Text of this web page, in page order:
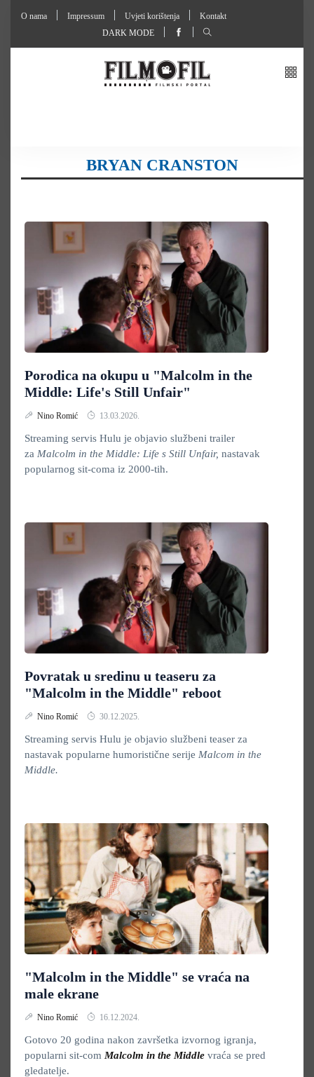
O nama Impressum Uvjeti korištenja
Kontakt
DARK MODE
BRYAN CRANSTON
Porodica na okupu u "Malcolm in the
Middle: Life's Still Unfair"
Nino Romić 13.03.2026.
Streaming servis Hulu je objavio službeni trailer
za Malcolm in the Middle: Life s Still Unfair, nastavak
popularnog sit-coma iz 2000-tih.
Povratak u sredinu u teaseru za
"Malcolm in the Middle" reboot
Nino Romić 30.12.2025.
Streaming servis Hulu je objavio službeni teaser za
nastavak popularne humoristične serije Malcom in the
Middle.
"Malcolm in the Middle" se vraća na
male ekrane
Nino Romić 16.12.2024.
Gotovo 20 godina nakon završetka izvornog igranja,
popularni sit-com Malcolm in the Middle vraća se pred
gledatelje.